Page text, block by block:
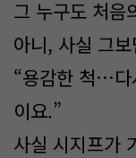
그 누구도 처음
아니, 사실 그
“용감한 척…다
이요.”
사실 시지프가